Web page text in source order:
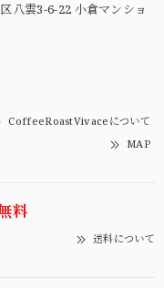
八雲3-6-22 小倉マンショ
CoffeeRoastVivaceについて
MAP
料
送料について